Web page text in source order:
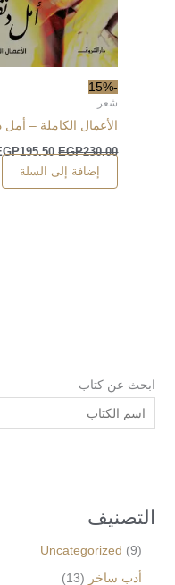
ابحث عن كتاب
التصنيف
Uncategorized
9
أدب ساخر
13
-15%
شعر
الأعمال الكاملة – أمل
EGP230.00
195.50
إضافة إلى السلة